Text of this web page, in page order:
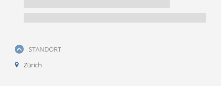
STANDORT
Zürich